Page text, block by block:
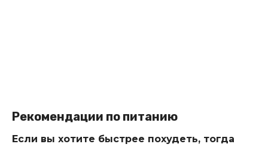
Рекомендации по питанию
Если вы хотите быстрее похудеть, тогда